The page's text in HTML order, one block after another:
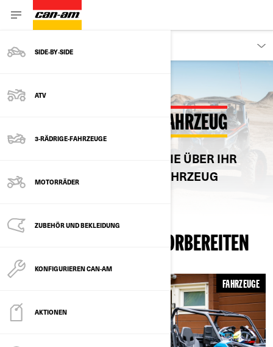
SIDE‑BY‑SIDE
ATV
3-RÄDRIGE-FAHRZEUGE
MOTORRÄDER
ZUBEHÖR UND BEKLEIDUNG
KONFIGURIEREN CAN-AM
AKTIONEN
INFORMATIONEN ZUM FAHRZEUG
ERFAHREN SIE ALLES, WAS SIE ÜBER IHR
NEUES CAN‑AM-GELÄNDEFAHRZEUG
WISSEN MÜSSEN.
ZUSCHAUEN, LERNEN, VORBEREITEN
FAHRZEUGE